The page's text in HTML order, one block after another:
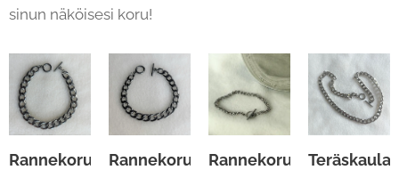
sinun näköisesi koru!
Rannekoru
Rannekoru
Rannekoru